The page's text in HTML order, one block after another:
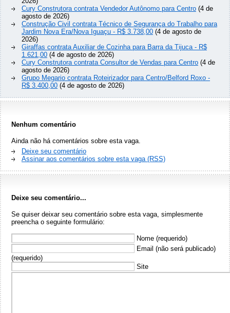
Cury Construtora contrata Vendedor Autônomo para Centro (4 de
agosto de 2026)
Construção Civil contrata Técnico de Segurança do Trabalho para
Jardim Nova Era/Nova Iguaçu - R$ 3.738,00 (4 de agosto de
2026)
Giraffas contrata Auxiliar de Cozinha para Barra da Tijuca - R$
1.621,00 (4 de agosto de 2026)
Cury Construtora contrata Consultor de Vendas para Centro (4 de
agosto de 2026)
Grupo Megario contrata Roteirizador para Centro/Belford Roxo -
R$ 3.400,00 (4 de agosto de 2026)
Nenhum comentário
Ainda não há comentários sobre esta vaga.
Deixe seu comentário
Assinar aos comentários sobre esta vaga (RSS)
Deixe seu comentário...
Se quiser deixar seu comentário sobre esta vaga, simplesmente
preencha o seguinte formulário:
Nome (requerido)
Email (não será publicado)
(requerido)
Site